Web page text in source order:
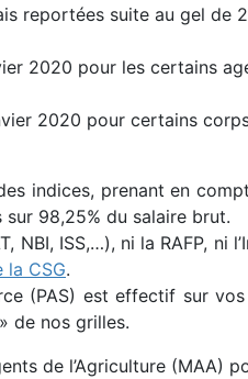
reportées suite au gel de
2020 pour les certains
2020 pour certains
indices, prenant en
sur 98,25% du salaire brut.
NBI, ISS,…), ni la RAFP, ni
la CSG.
(PAS) est effectif sur
de nos grilles.
de l’Agriculture (MAA)